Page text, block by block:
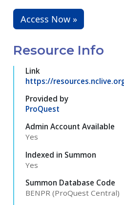
Access Now »
Resource Info
Link
https://
Provided by
ProQuest
Admin Account Available
Yes
Indexed in Summon
Yes
Summon Database Code
BENPR (ProQuest Central)